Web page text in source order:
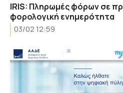
IRIS: Πληρωμές φόρων σε
φορολογική ενημερότητα
03/02 12:59